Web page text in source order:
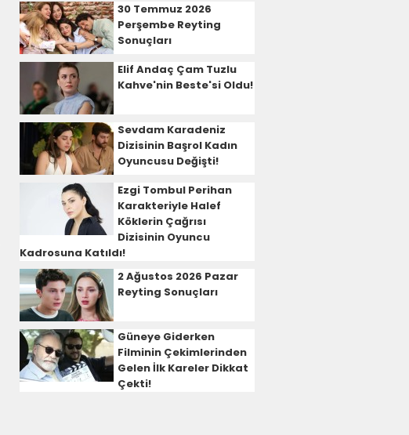
30 Temmuz 2026
Perşembe Reyting
Sonuçları
Elif Andaç Çam Tuzlu
Kahve'nin Beste'si Oldu!
Sevdam Karadeniz
Dizisinin Başrol Kadın
Oyuncusu Değişti!
Ezgi Tombul Perihan
Karakteriyle Halef
Köklerin Çağrısı
Dizisinin Oyuncu
Kadrosuna Katıldı!
2 Ağustos 2026 Pazar
Reyting Sonuçları
Güneye Giderken
Filminin Çekimlerinden
Gelen İlk Kareler Dikkat
Çekti!